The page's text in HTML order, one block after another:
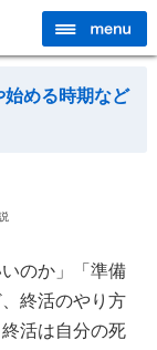
める時期など
のか」「準備
終活のやり方
活は自分の死